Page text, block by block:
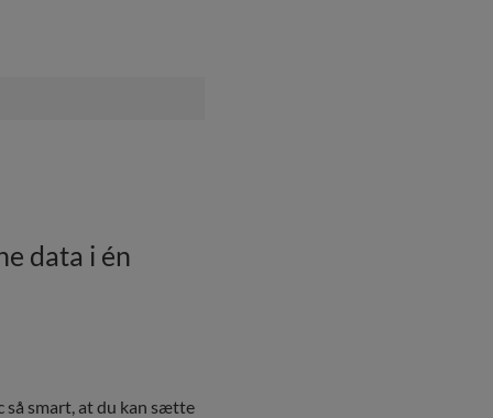
data i én
smart, at du kan sætte